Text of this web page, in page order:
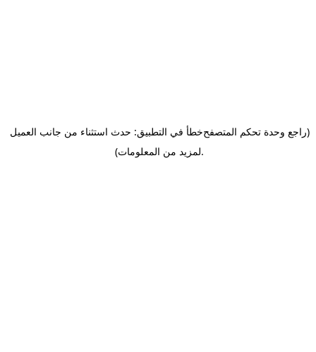
خطأ في التطبيق: حدث استثناء من جانب العميل(راجع وحدة تحكم المتصفح
لمزيد من المعلومات).